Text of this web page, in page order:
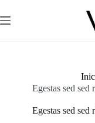
al
contenido
Egestas sed
Egestas sed